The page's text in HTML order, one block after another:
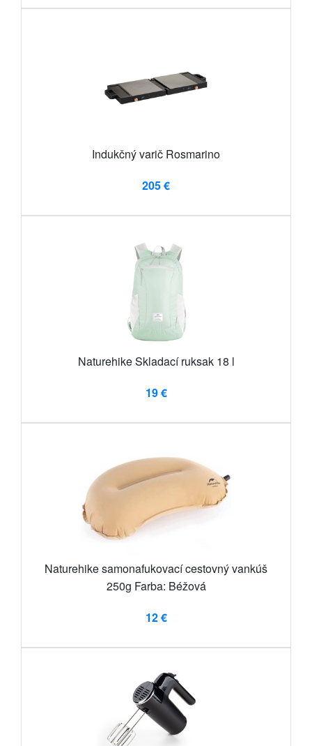
Indukčný varič Rosmarino
205 €
Naturehike Skladací ruksak 18 l
19 €
Naturehike samonafukovací cestovný vankúš
250g Farba: Béžová
12 €